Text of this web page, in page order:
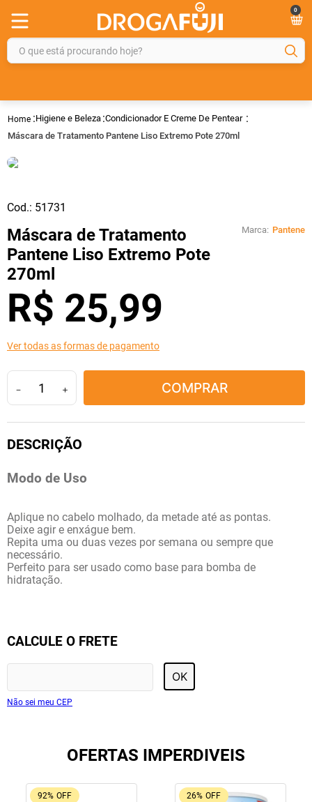
0
O que está procurando hoje?
Higiene e Beleza Condicionador E Creme De Pentear
Máscara de Tratamento Pantene Liso Extremo Pote 270ml
Cod.: 51731
Máscara de Tratamento
Pantene Liso Extremo Pote
270ml
Marca: Pantene
R$ 25,99
Ver todas as formas de pagamento
＋
－ COMPRAR
Modo de Uso
Aplique no cabelo molhado, da metade até as pontas.
Deixe agir e enxágue bem.
Repita uma ou duas vezes por semana ou sempre que
necessário.
Perfeito para ser usado como base para bomba de
hidratação.
CALCULE O FRETE
OK
Não sei meu CEP
OFERTAS IMPERDIVEIS
92% OFF 26% OFF
2º
gelmax
3º
5º
protetor solar
6º
dipirona
7º
shampoo
8º
fraldas geriátricas
º
sveda
10
amoxicilina clavulanato